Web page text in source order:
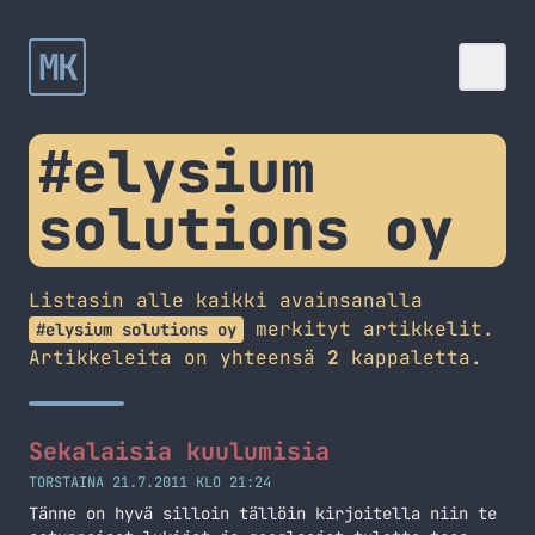
MK
#elysium
solutions oy
Listasin alle kaikki avainsanalla
#elysium solutions oy
merkityt artikkelit.
Artikkeleita on yhteensä 2 kappaletta.
Sekalaisia kuulumisia
TORSTAINA 21.7.2011 KLO 21:24
Tänne on hyvä silloin tällöin kirjoitella niin te